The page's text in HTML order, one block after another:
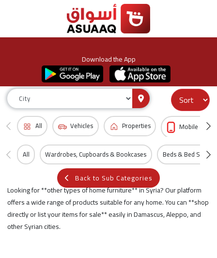
Download the App
All Vehicles Properties Mobile &
All Wardrobes, Cupboards & Bookcases Beds & Bed Sets
Back to Sub Categories
Looking for **other types of home furniture** in Syria? Our platform
offers a wide range of products suitable for any home. You can **shop
directly or list your items for sale** easily in Damascus, Aleppo, and
other Syrian cities.